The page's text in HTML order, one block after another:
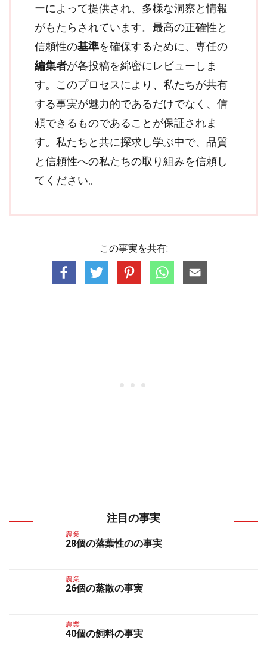
ーによって提供され、多様な洞察と情報
がもたらされています。最高の正確性と
信頼性の基準を確保するために、専任の
編集者が各投稿を綿密にレビューしま
す。このプロセスにより、私たちが共有
する事実が魅力的であるだけでなく、信
頼できるものであることが保証されま
す。私たちと共に探求し学ぶ中で、品質
と信頼性への私たちの取り組みを信頼し
てください。
この事実を共有:
注目の事実
農業
28個の落葉性のの事実
農業
26個の蒸散の事実
農業
40個の飼料の事実